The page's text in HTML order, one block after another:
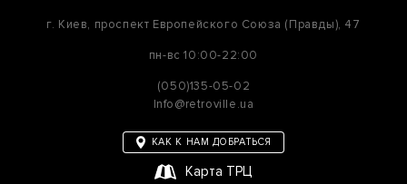
г. Киев, проспект Европейского Союза (Правды), 47
пн-вс 10:00-22:00
(050)135-05-02
Info@retroville.ua
КАК К НАМ ДОБРАТЬСЯ
Карта ТРЦ